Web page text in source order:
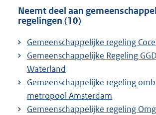
Neemt deel aan
regelingen (10)
Gemeenschappelijke regeling
Gemeenschappelijke Regeling
Waterland
Gemeenschappelijke regeling
metropool Amsterdam
Gemeenschappelijke regeling